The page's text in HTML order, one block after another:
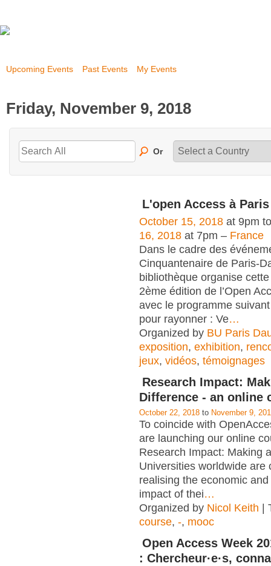
Upcoming Events Past Events My Events
Friday, November 9, 2018
Or
L'open Access à
October 15, 2018 at 9pm
16, 2018 at 7pm – France
Dans le cadre des
Cinquantenaire de Paris-
bibliothèque organise
2ème édition de l’Open
avec le programme
pour rayonner : Ve…
Organized by BU Paris
exposition, exhibition,
jeux, vidéos, témoignages
Research Impact:
Difference - an online
October 22, 2018 to November 9,
To coincide with
are launching our online
Research Impact: Making
Universities worldwide are
realising the economic
impact of thei…
Organized by Nicol Keith |
course, -, mooc
Open Access Week
: Chercheur·e·s,